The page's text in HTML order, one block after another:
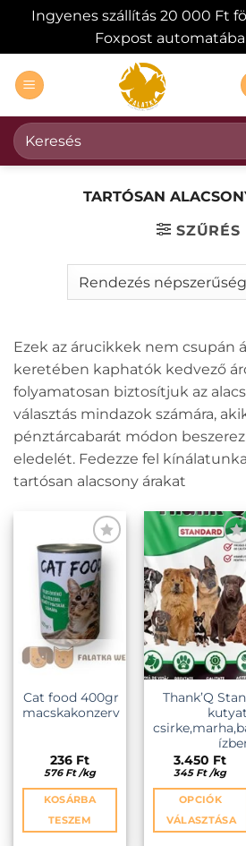
Ingyenes szállítás 20 000 Ft
Foxpost
Keresés
a
TARTÓSAN
SZŰRÉS
Ezek az árucikkek nem csupán
keretében kaphatók kedvező
folyamatosan biztosítjuk az
választás mindazok számára,
pénztárcabarát módon
eledelét. Fedezze fel
tartósan alacsony árakat
KEDVENCEKHEZ
Cat food 400gr
macskakonzerv
236 Ft
576 Ft /kg
KOSÁRBA
TESZEM
KEDVENCEKHEZ
Thank’Q
3.450 Ft
345 Ft /kg
OPCIÓK
VÁLASZTÁSA